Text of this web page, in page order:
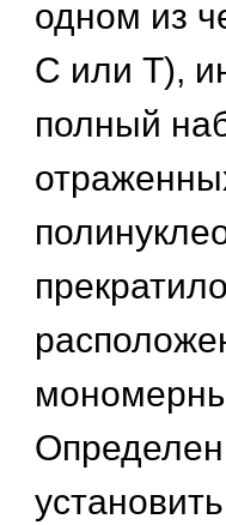
одном из
С или Т),
полный